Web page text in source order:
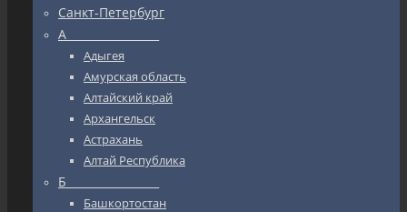
Санкт-Петербург
А_________________
Адыгея
Амурская область
Алтайский край
Архангельск
Астрахань
Алтай Республика
Б_________________
Башкортостан